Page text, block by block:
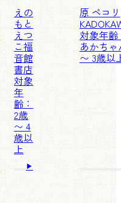
えの
もと
えつ
こ福
音館
書店
対象
年
齢：
2歳
〜 4
歳以
上
原 ペコリ
対象年齢
あかちゃ
〜 3歳以